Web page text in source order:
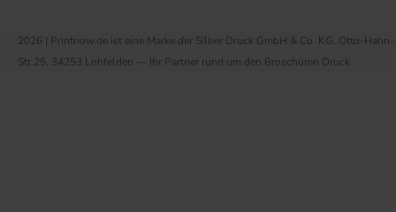
2026 | Printnow.de ist eine Marke der Silber Druck GmbH & Co. KG, Otto-Hahn-
Str.25, 34253 Lohfelden — Ihr Partner rund um den Broschüren Druck